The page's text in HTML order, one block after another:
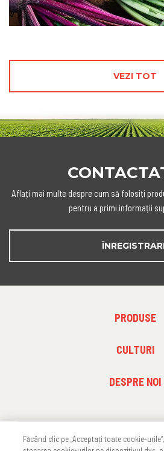
VEZI TOT
Aflați mai multe despre cum să folosiți
pentru a primi informații
PRODUSE
CULTURI
DESPRE NOI
URMĂREȘTE-NE
Făcând clic pe „Acceptați toate cookie-